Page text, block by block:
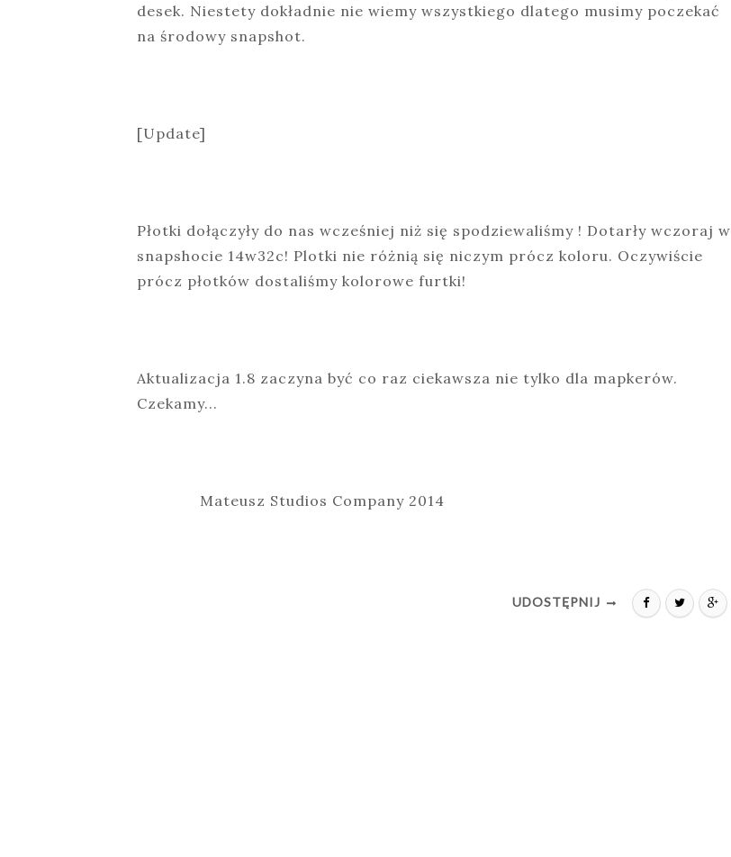
desek. Niestety dokładnie nie wiemy wszystkiego dlatego musimy poczekać
na środowy snapshot.
[Update]
Płotki dołączyły do nas wcześniej niż się spodziewaliśmy ! Dotarły wczoraj w
snapshocie 14w32c! Plotki nie różnią się niczym prócz koloru. Oczywiście
prócz płotków dostaliśmy kolorowe furtki!
Aktualizacja 1.8 zaczyna być co raz ciekawsza nie tylko dla mapkerów.
Czekamy...
Mateusz Studios Company 2014
UDOSTĘPNIJ